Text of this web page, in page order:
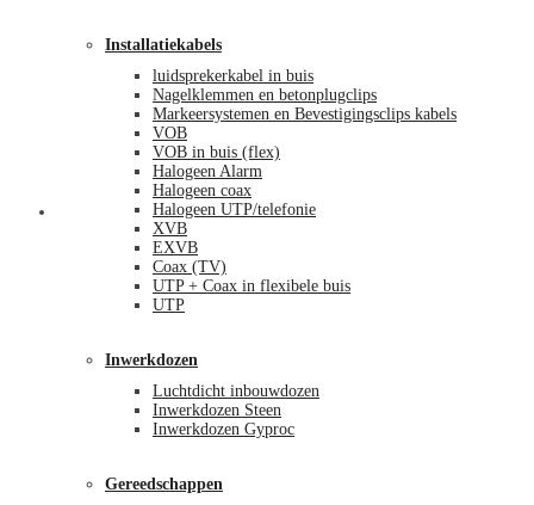
Mijn account
Installatiekabels
luidsprekerkabel in buis
Nagelklemmen en betonplugclips
Markeersystemen en Bevestigingsclips kabels
VOB
VOB in buis (flex)
Halogeen Alarm
Halogeen coax
Halogeen UTP/telefonie
XVB
EXVB
Coax (TV)
UTP + Coax in flexibele buis
UTP
Inwerkdozen
Luchtdicht inbouwdozen
Inwerkdozen Steen
Inwerkdozen Gyproc
Gereedschappen